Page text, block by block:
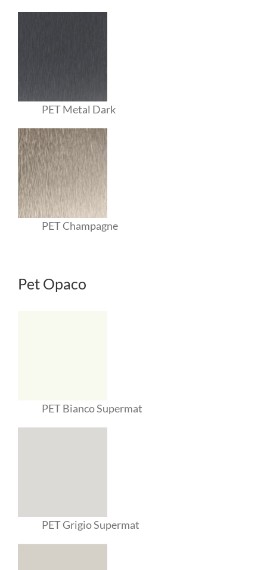
PET Metal Dark
PET Champagne
Pet Opaco
PET Bianco Supermat
PET Grigio Supermat